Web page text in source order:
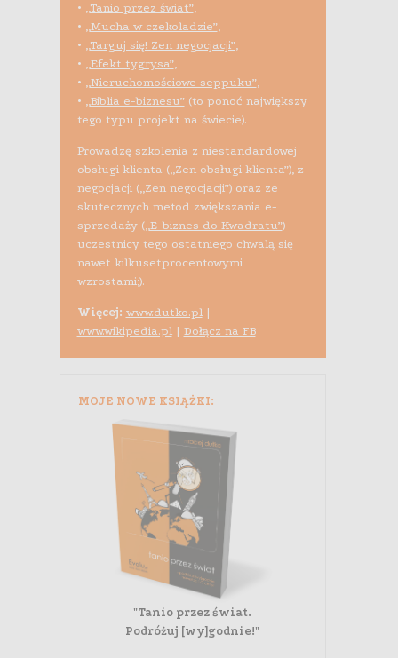
• „Tanio przez świat”,
• „Mucha w czekoladzie”,
• „Targuj się! Zen negocjacji”,
• „Efekt tygrysa”,
• „Nieruchomościowe seppuku”,
• „Biblia e-biznesu”(to ponoć największy
tego typu projekt na świecie).
Prowadzę szkolenia z niestandardowej
obsługi klienta („Zen obsługi klienta”), z
negocjacji („Zen negocjacji”) oraz ze
skutecznych metod zwiększania e-
sprzedaży („E-biznes do Kwadratu”) -
uczestnicy tego ostatniego chwalą się
nawet kilkusetprocentowymi
wzrostami;).
Więcej: www.dutko.pl|
www.wikipedia.pl| Dołącz na FB
MOJE NOWE KSIĄŻKI:
"Tanio przez świat.
Podróżuj [wy]godnie!"